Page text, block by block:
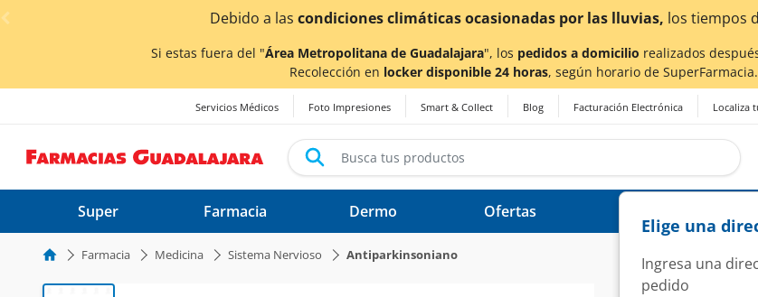
< div class="carousel-inner">
condiciones climáticas ocasionadas por las lluvias,los tiempos de entregapodrían verse afectados.
Si estas fuera del "Área Metropolitana de Guadalajara", los pedidos a domicilio realizados
Recolección en locker disponible 24 horas, según horario de
Servicios Médicos Foto Impresiones Smart & Collect Blog Facturación Electrónica Localiza
Elige una
Ingresa una
pedido
Super Farmacia Dermo Ofertas
Farmacia Medicina Sistema Nervioso Antiparkinsoniano